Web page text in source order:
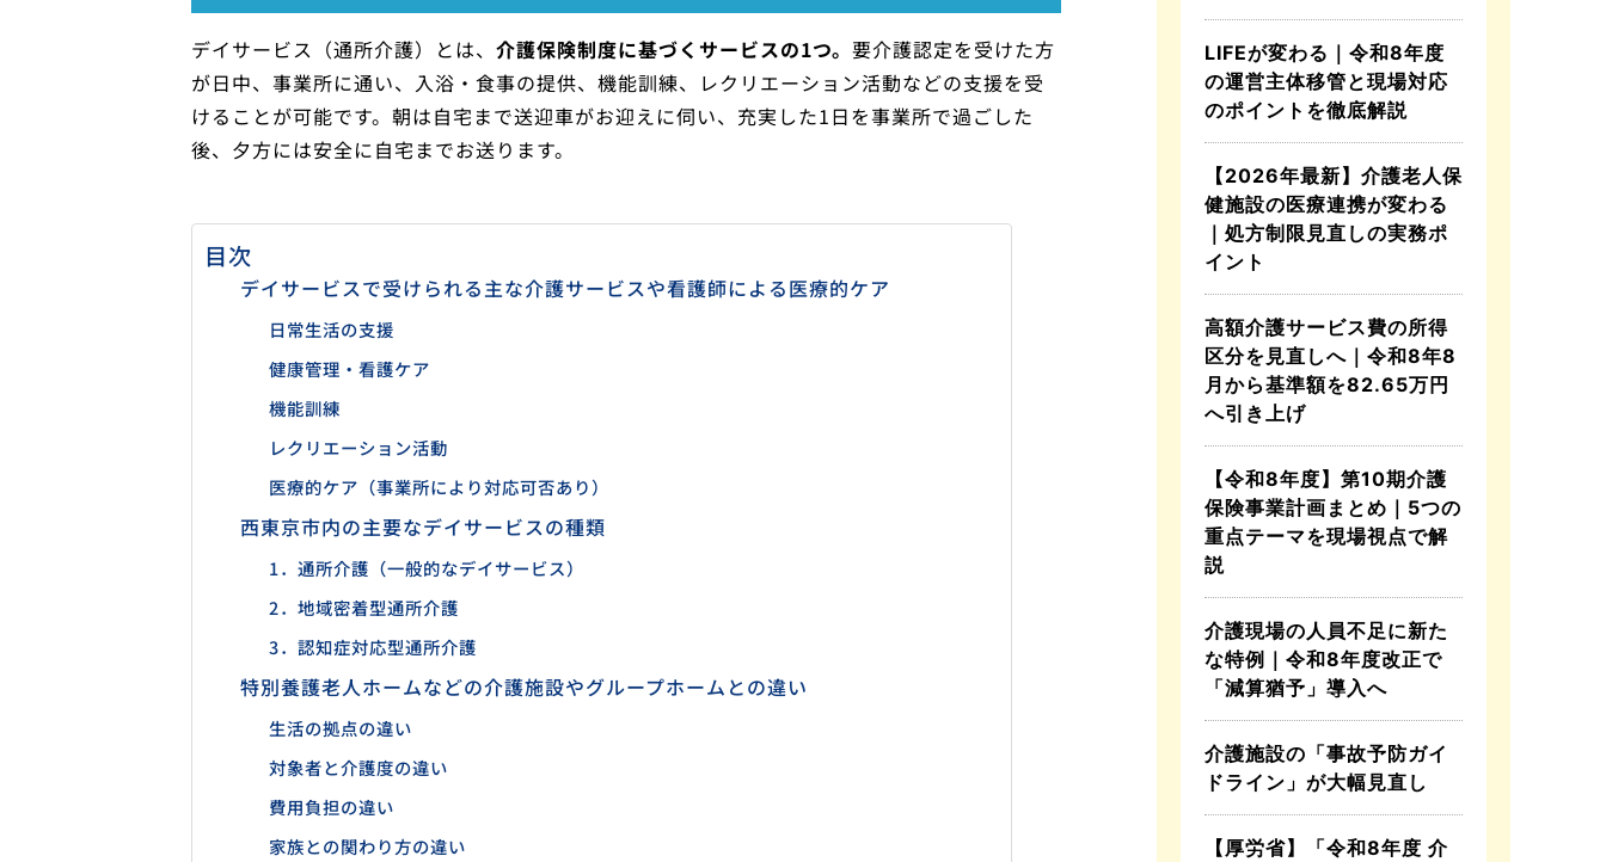
デイサービス（通所介護）とは、 介護保険制度に基づくサービスの1つ。 要介護認定を受けた方
が日中、事業所に通い、入浴・食事の提供、機能訓練、レクリエーション活動などの支援を受
けることが可能です。朝は自宅まで送迎車がお迎えに伺い、充実した1日を事業所で過ごした
後、夕方には安全に自宅までお送ります。
目次
デイサービスで受けられる主な介護サービスや看護師による医療的ケア
日常生活の支援
健康管理・看護ケア
機能訓練
レクリエーション活動
医療的ケア（事業所により対応可否あり）
西東京市内の主要なデイサービスの種類
1．通所介護（一般的なデイサービス）
2．地域密着型通所介護
3．認知症対応型通所介護
特別養護老人ホームなどの介護施設やグループホームとの違い
生活の拠点の違い
対象者と介護度の違い
費用負担の違い
家族との関わり方の違い
LIFEが変わる｜令和8年度
の運営主体移管と現場対応
のポイントを徹底解説
【2026年最新】介護老人保
健施設の医療連携が変わる
｜処方制限見直しの実務ポ
イント
高額介護サービス費の所得
区分を見直しへ｜令和8年8
月から基準額を82.65万円
へ引き上げ
【令和8年度】第10期介護
保険事業計画まとめ｜5つの
重点テーマを現場視点で解
説
介護現場の人員不足に新た
な特例｜令和8年度改正で
「減算猶予」導入へ
介護施設の「事故予防ガイ
ドライン」が大幅見直し
【厚労省】「令和8年度 介